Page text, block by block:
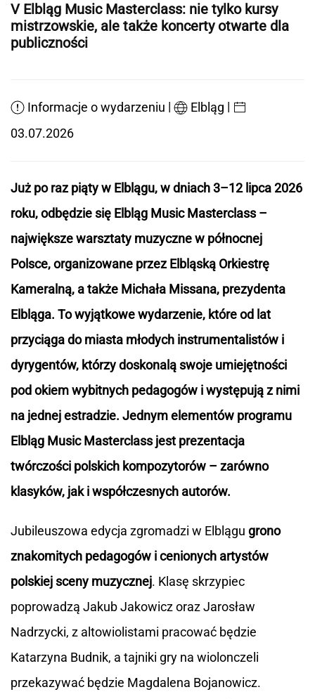
V Elbląg Music Masterclass: nie tylko kursy
mistrzowskie, ale także koncerty otwarte dla
publiczności
Informacje o wydarzeniu | Elbląg |
03.07.2026
Już po raz piąty w Elblągu, w dniach 3–12 lipca 2026
roku, odbędzie się Elbląg Music Masterclass –
największe warsztaty muzyczne w północnej
Polsce, organizowane przez Elbląską Orkiestrę
Kameralną, a także Michała Missana, prezydenta
Elbląga. To wyjątkowe wydarzenie, które od lat
przyciąga do miasta młodych instrumentalistów i
dyrygentów, którzy doskonalą swoje umiejętności
pod okiem wybitnych pedagogów i występują z nimi
na jednej estradzie. Jednym elementów programu
Elbląg Music Masterclass jest prezentacja
twórczości polskich kompozytorów – zarówno
klasyków, jak i współczesnych autorów.
Jubileuszowa edycja zgromadzi w Elblągu grono
znakomitych pedagogów i cenionych artystów
polskiej sceny muzycznej. Klasę skrzypiec
poprowadzą Jakub Jakowicz oraz Jarosław
Nadrzycki, z altowiolistami pracować będzie
Katarzyna Budnik, a tajniki gry na wiolonczeli
przekazywać będzie Magdalena Bojanowicz.